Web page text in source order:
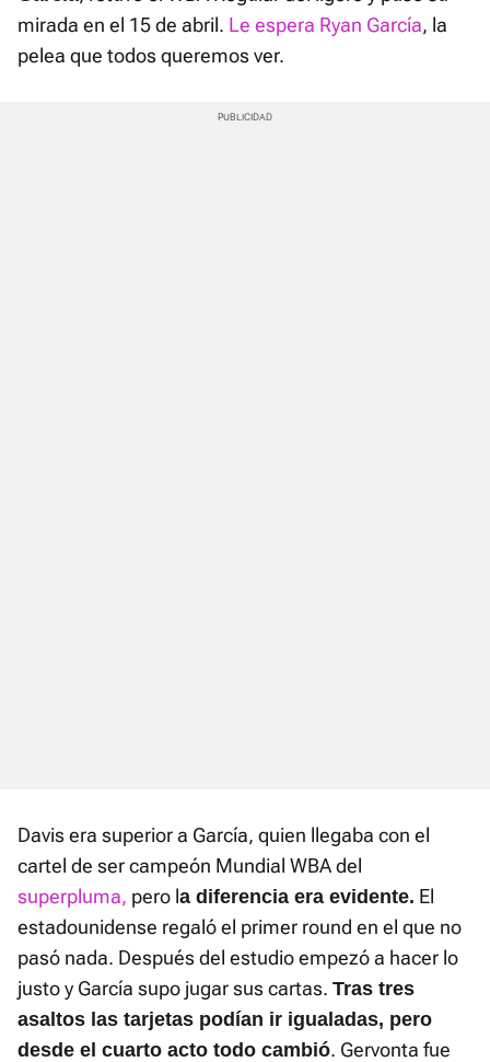
mirada en el 15 de abril. Le espera Ryan García, la
pelea que todos queremos ver.
Davis era superior a García, quien llegaba con el
cartel de ser campeón Mundial WBA del
superpluma, pero la diferencia era evidente. El
estadounidense regaló el primer round en el que no
pasó nada. Después del estudio empezó a hacer lo
justo y García supo jugar sus cartas. Tras tres
asaltos las tarjetas podían ir igualadas, pero
desde el cuarto acto todo cambió. Gervonta fue